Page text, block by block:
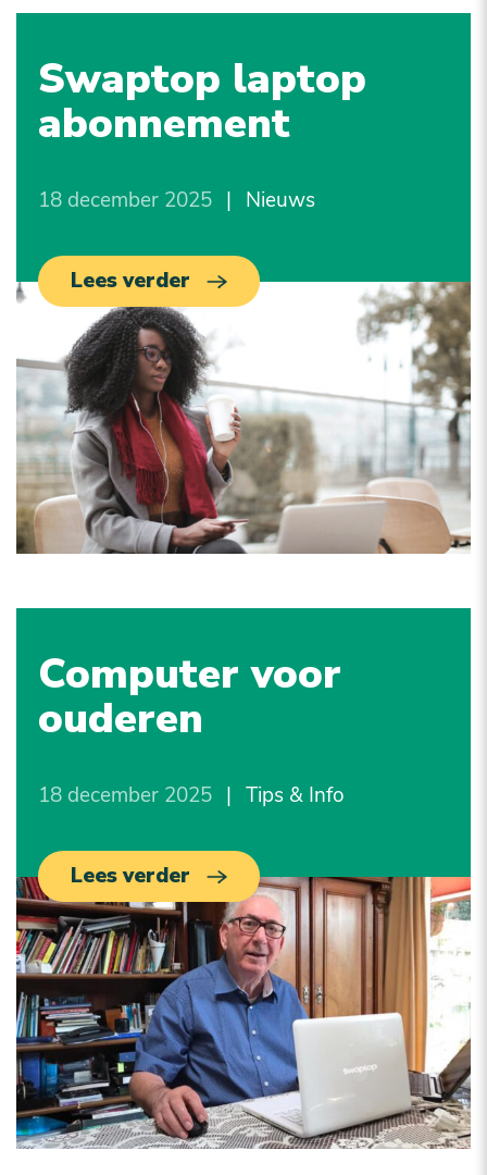
Swaptop laptop
abonnement
18 december 2025 | Nieuws
Lees verder
Computer voor
ouderen
18 december 2025 | Tips & Info
Lees verder